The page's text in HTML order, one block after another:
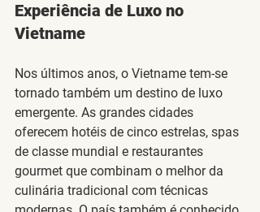
Experiência de Luxo no
Vietname
Nos últimos anos, o Vietname tem-se
tornado também um destino de luxo
emergente. As grandes cidades
oferecem hotéis de cinco estrelas, spas
de classe mundial e restaurantes
gourmet que combinam o melhor da
culinária tradicional com técnicas